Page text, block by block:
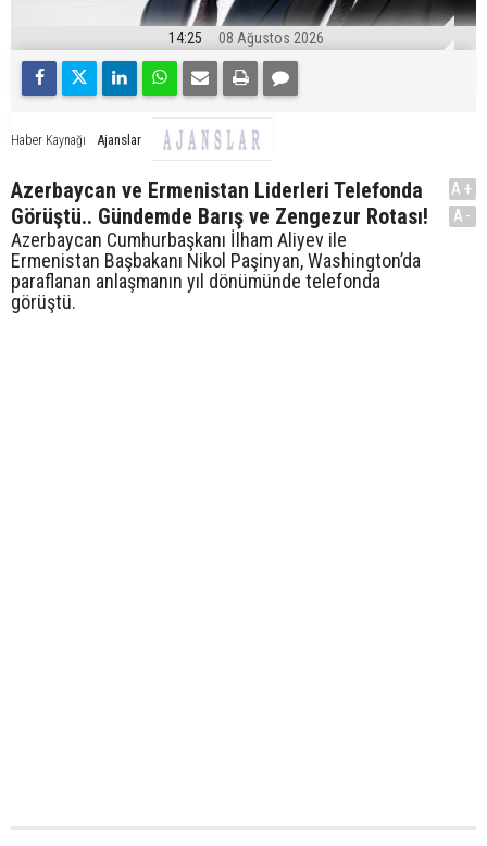
14:25 08 Ağustos 2026
Haber Kaynağı Ajanslar
Azerbaycan ve Ermenistan Liderleri Telefonda
Görüştü.. Gündemde Barış ve Zengezur Rotası!
Azerbaycan Cumhurbaşkanı İlham Aliyev ile
Ermenistan Başbakanı Nikol Paşinyan, Washington’da
paraflanan anlaşmanın yıl dönümünde telefonda
görüştü.
A+
A-